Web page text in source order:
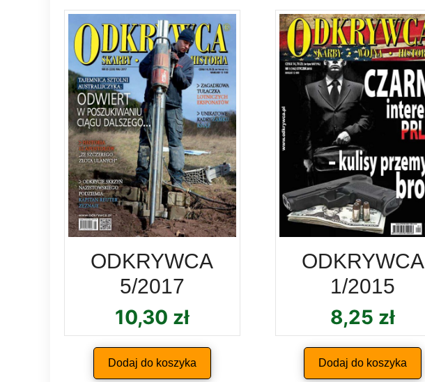
ODKRYWCA
5/2017
10,30 zł
Dodaj do koszyka
ODKRYWCA
1/2015
8,25 zł
Dodaj do koszyka